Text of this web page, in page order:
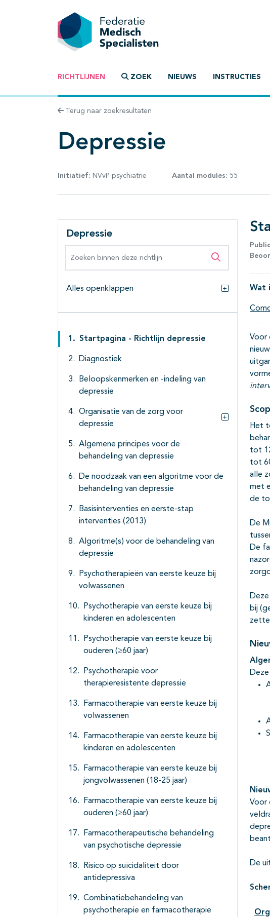
RICHTLIJNEN ZOEK NIEUWS INSTRUCTIES
Terug naar zoekresultaten
Depressie
Initiatief: NVvP psychiatrie Aantal modules: 55
Depressie
Zoeken
Alles openklappen
Startpagina - Richtlijn depressie
Diagnostiek
Beloopskenmerken en -indeling van
depressie
Organisatie van de zorg voor
depressie
Algemene principes voor de
behandeling van depressie
De noodzaak van een algoritme voor de
behandeling van depressie
Basisinterventies en eerste-stap
interventies (2013)
Algoritme(s) voor de behandeling van
depressie
Psychotherapieën van eerste keuze bij
volwassenen
Psychotherapie van eerste keuze bij
kinderen en adolescenten
Psychotherapie van eerste keuze bij
ouderen (≥60 jaar)
Psychotherapie voor
therapieresistente depressie
Farmacotherapie van eerste keuze bij
volwassenen
Farmacotherapie van eerste keuze bij
kinderen en adolescenten
Farmacotherapie van eerste keuze bij
jongvolwassenen (18-25 jaar)
Farmacotherapie van eerste keuze bij
ouderen (≥60 jaar)
Farmacotherapeutische behandeling
van psychotische depressie
Risico op suïcidaliteit door
antidepressiva
Combinatiebehandeling van
psychotherapie en farmacotherapie
Wat
Voor
Het
tot
tot
alle
met
de
De
De
bij
Voor
De